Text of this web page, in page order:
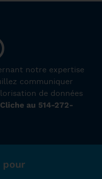
notre expertise
communiquer
de données
au 514-272-
pour